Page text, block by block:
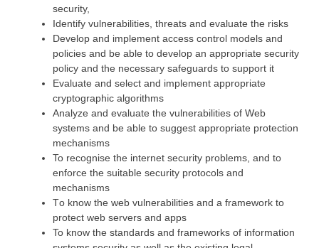
security,
Identify vulnerabilities, threats and evaluate the risks
Develop and implement access control models and
policies and be able to develop an appropriate security
policy and the necessary safeguards to support it
Evaluate and select and implement appropriate
cryptographic algorithms
Analyze and evaluate the vulnerabilities of Web
systems and be able to suggest appropriate protection
mechanisms
To recognise the internet security problems, and to
enforce the suitable security protocols and
mechanisms
Τo know the web vulnerabilities and a framework to
protect web servers and apps
To know the standards and frameworks of information